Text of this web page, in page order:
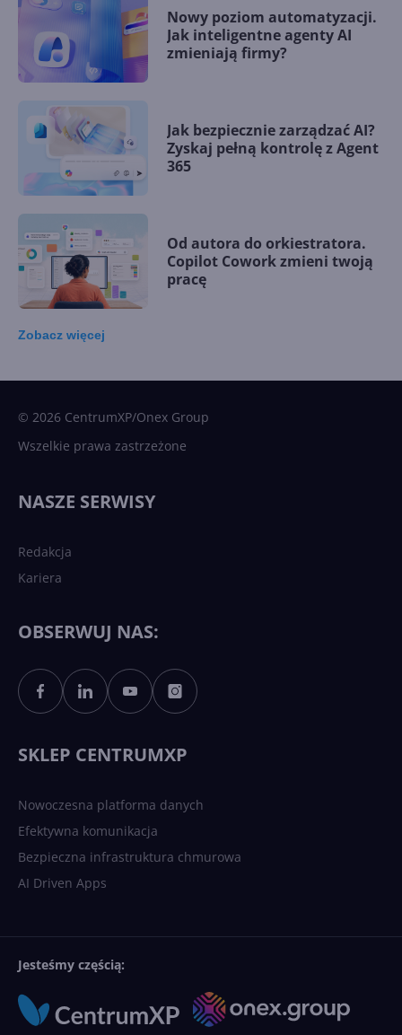
Nowy poziom automatyzacji.
Jak inteligentne agenty AI
zmieniają firmy?
Jak bezpiecznie zarządzać AI?
Zyskaj pełną kontrolę z Agent
365
Od autora do orkiestratora.
Copilot Cowork zmieni twoją
pracę
Sztuczna inteligencja po
polsku. Dość barier
Zobacz więcej
© 2026 CentrumXP/Onex Group
Wszelkie prawa zastrzeżone
NASZE SERWISY
Redakcja
Kariera
OBSERWUJ NAS:
SKLEP CENTRUMXP
Nowoczesna platforma danych
Efektywna komunikacja
Bezpieczna infrastruktura chmurowa
AI Driven Apps
Jesteśmy częścią: